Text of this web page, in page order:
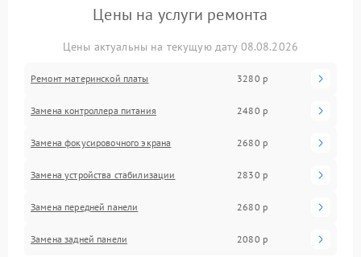
Цены на услуги ремонта
Цены актуальны на текущую дату 08.08.2026
Ремонт материнской платы 3280 р
Замена контроллера питания 2480 р
Замена фокусировочного экрана 2680 р
Замена устройства стабилизации 2830 р
Замена передней панели 2680 р
Замена задней панели 2080 р